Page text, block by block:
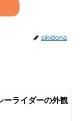
sikidona
ーライダーの外観